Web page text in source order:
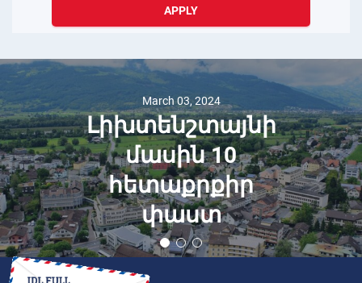
APPLY
March 03, 2024
Լիխտենշտայնի
մասին 10
հետաքրքիր
փաստ